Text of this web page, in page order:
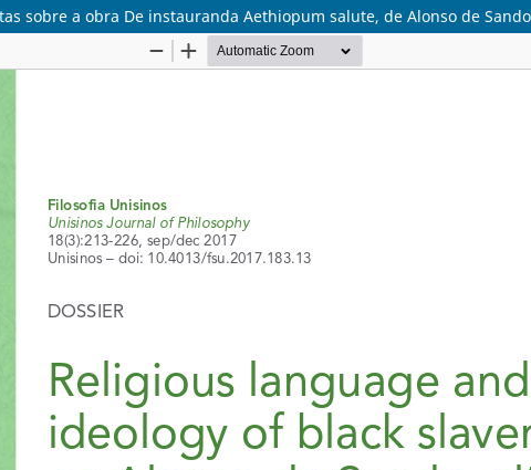
sobre a obra De instauranda Aethiopum salute, de Alonso de